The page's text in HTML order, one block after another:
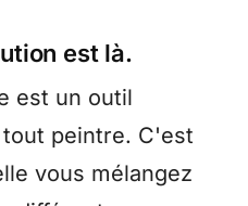
est là.
est un outil
peintre. C'est
vous mélangez